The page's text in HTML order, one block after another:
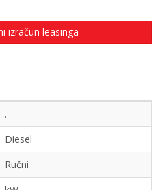
izračun leasinga
.
Diesel
Ručni